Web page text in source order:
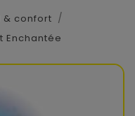
& confort
Enchantée